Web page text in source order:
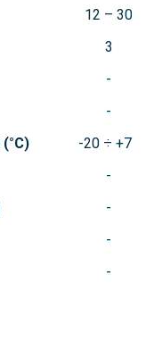
au
12 – 30
3
-20 ÷ +70